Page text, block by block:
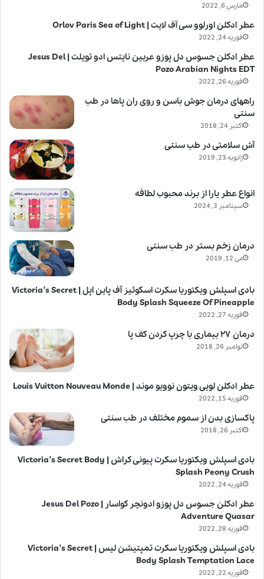
مارس 6, 2022
عطر ادکلن اورلوو سی آف لایت | Orlov Paris Sea of Light
فوریه 24, 2022
عطر ادکلن جسوس دل پوزو عربین نایتس ادو تویلت | Jesus Del
Pozo Arabian Nights EDT
فوریه 26, 2022
راههای درمان جوش باسن و روی ران پاها در طب
سنتی
اکتبر 24, 2018
آش سلامتی در طب سنتی
ژانویه 23, 2019
انواع عطر یارا از برند محبوب لطافه
سپتامبر 3, 2024
درمان زخم بستر در طب سنتی
می 12, 2019
بادی اسپلش ویکتوریا سکرت اسکوئیز آف پاین اپل | Victoria’s Secret
Body Splash Squeeze Of Pineapple
فوریه 27, 2022
درمان ۲۷ بیماری با چرپ کردن کف پا
نوامبر 26, 2018
عطر ادکلن لویی ویتون نوویو موند | Louis Vuitton Nouveau Monde
فوریه 15, 2022
پاکسازی بدن از سموم مختلف در طب سنتی
اکتبر 26, 2018
بادی اسپلش ویکتوریا سکرت پیونی کراش | Victoria’s Secret Body
Splash Peony Crush
فوریه 24, 2022
عطر ادکلن جسوس دل پوزو ادونچر کواسار | Jesus Del Pozo
Adventure Quasar
فوریه 28, 2022
بادی اسپلش ویکتوریا سکرت تمپتیشن لیس | Victoria’s Secret
Body Splash Temptation Lace
فوریه 22, 2022